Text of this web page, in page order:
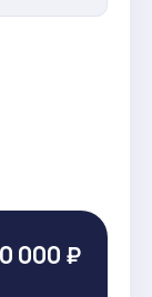
000 ₽